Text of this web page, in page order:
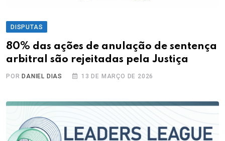
DISPUTAS
80% das ações de anulação de sentença
arbitral são rejeitadas pela Justiça
POR DANIEL DIAS 13 DE MARÇO DE 2026